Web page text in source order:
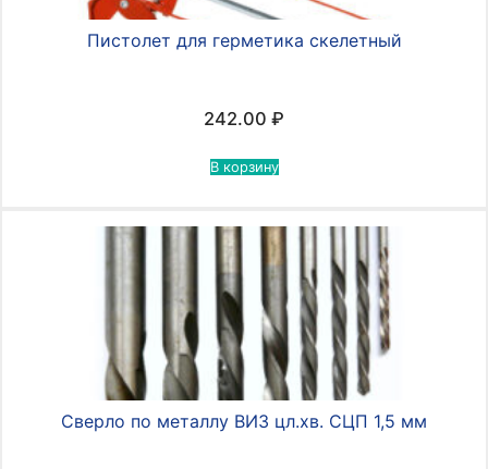
Пистолет для герметика скелетный
242.00 ₽
В корзину
Сверло по металлу ВИЗ цл.хв. СЦП 1,5 мм